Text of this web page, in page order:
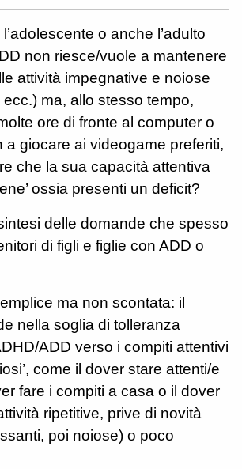
o anche l’adulto
non riesce/vuole a mantenere
attività impegnative e noiose
ma, allo stesso tempo,
ore di fronte al computer o
a giocare ai videogame preferiti,
che la sua capacità attentiva
ossia presenti un deficit?
delle domande che spesso
di figli e figlie con ADD o
ma non scontata: il
nella soglia di tolleranza
ADD verso i compiti attentivi
come il dover stare attenti/e
fare i compiti a casa o il dover
ripetitive, prive di novità
poi noiose) o poco